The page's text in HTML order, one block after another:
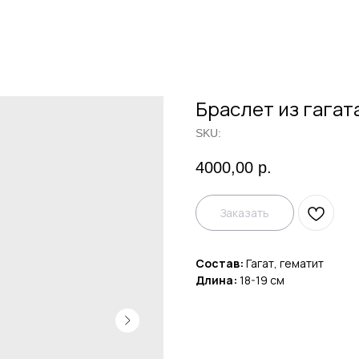
Браслет из
SKU:
4000,00 р.
Заказать
Состав: Гагат, гематит
Длина: 18-19 см